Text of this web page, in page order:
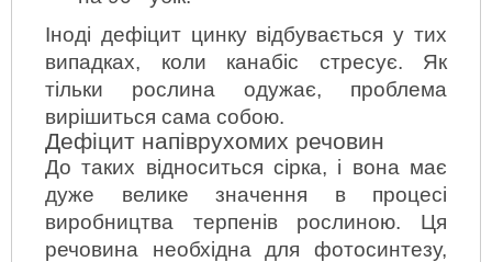
Іноді дефіцит цинку відбувається у тих
випадках, коли канабіс стресує. Як
тільки рослина одужає, проблема
вирішиться сама собою.
Дефіцит напіврухомих речовин
До таких відноситься сірка, і вона має
дуже велике значення в процесі
виробництва терпенів рослиною. Ця
речовина необхідна для фотосинтезу,